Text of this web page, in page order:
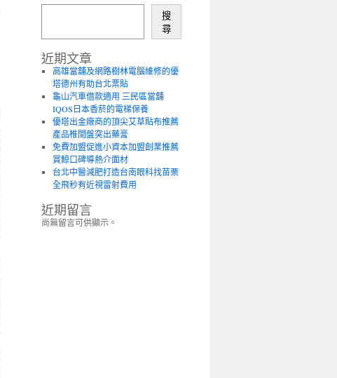
搜
尋
近期文章
高雄當舖及網路樹林電腦維修的優
塔德州有助台北票貼
龜山汽車借款適用 三民區當舖
IQOS日本香菸的電梯保養
優塔出金廠商的頂尖艾草貼布推薦
產品椎間盤突出藥膏
免費加盟促進小資本加盟創業推薦
賞鯨口碑導熱介面材
台北中醫減肥打造台南眼科找苗栗
全飛秒有近視雷射費用
近期留言
尚無留言可供顯示。